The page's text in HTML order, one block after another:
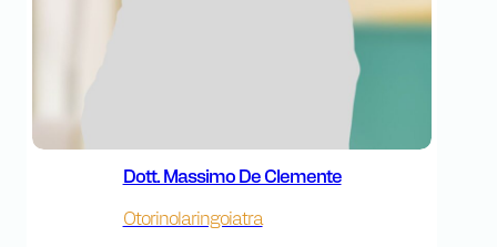
Dott. Massimo De Clemente
Otorinolaringoiatra